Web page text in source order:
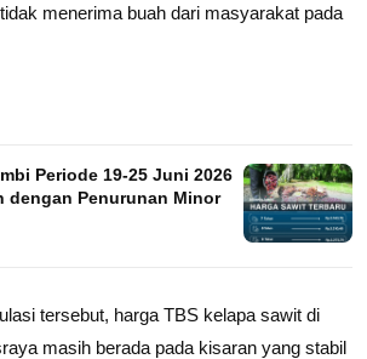
menerima buah dari masyarakat pada
Periode 19-25 Juni 2026
dengan Penurunan Minor
tersebut, harga TBS kelapa sawit di
masih berada pada kisaran yang stabil